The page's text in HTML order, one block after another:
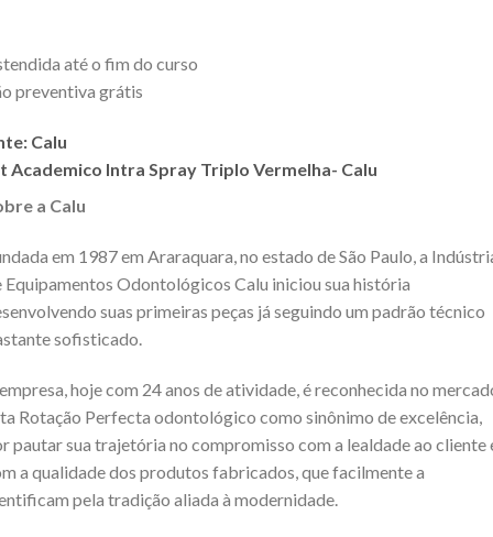
até o fim do curso
preventiva grátis
Calu
Academico Intra Spray Triplo Vermelha- Calu
a Calu
em 1987 em Araraquara, no estado de São Paulo, a
Equipamentos Odontológicos Calu iniciou sua história
suas primeiras peças já seguindo um padrão técnico
sofisticado.
hoje com 24 anos de atividade, é reconhecida no
Rotação Perfecta odontológico como sinônimo de excelência,
pautar sua trajetória no compromisso com a lealdade ao cliente
a qualidade dos produtos fabricados, que facilmente a
pela tradição aliada à modernidade.